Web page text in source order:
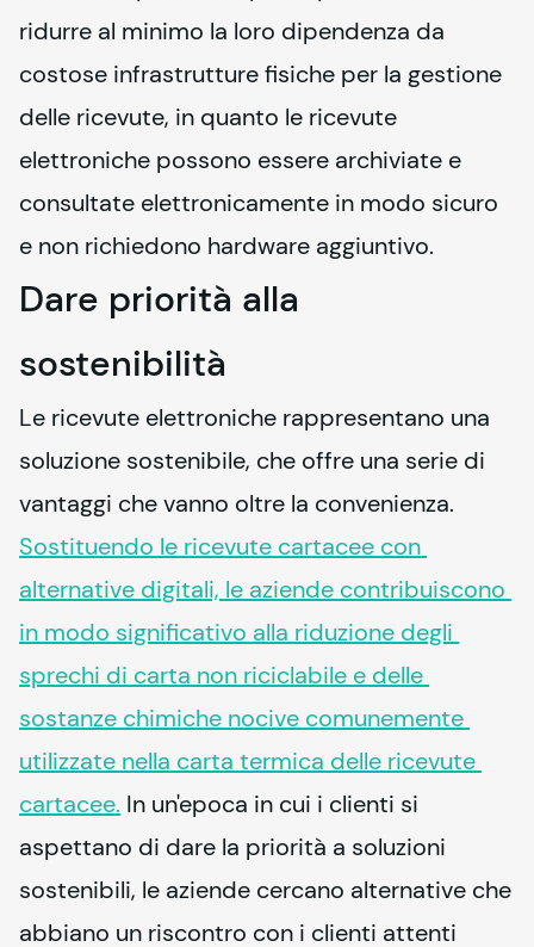
ridurre al minimo la loro dipendenza da
costose infrastrutture fisiche per la gestione
delle ricevute, in quanto le ricevute
elettroniche possono essere archiviate e
consultate elettronicamente in modo sicuro
e non richiedono hardware aggiuntivo.
Dare priorità alla
sostenibilità
Le ricevute elettroniche rappresentano una
soluzione sostenibile, che offre una serie di
Sostituendo le ricevute cartacee con
alternative digitali, le aziende contribuiscono
in modo significativo alla riduzione degli
sprechi di carta non riciclabile e delle
sostanze chimiche nocive comunemente
utilizzate nella carta termica delle ricevute
cartacee. In un'epoca in cui i clienti si
aspettano di dare la priorità a soluzioni
sostenibili, le aziende cercano alternative che
abbiano un riscontro con i clienti attenti